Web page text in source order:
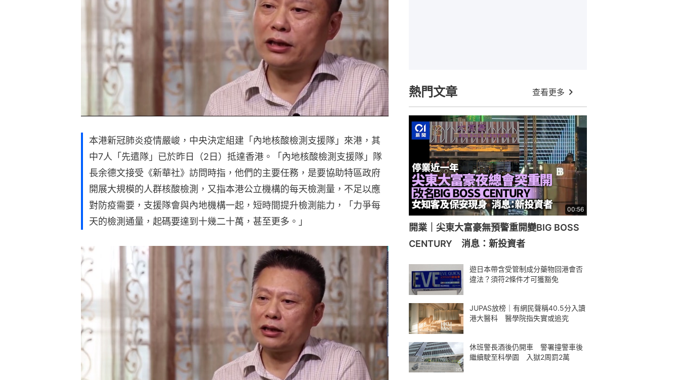
本港新冠肺炎疫情嚴峻，中央決定組建「內地核酸檢測支援隊」來港，其
中7人「先遣隊」已於昨日（2日）抵達香港。「內地核酸檢測支援隊」隊
長余德文接受《新華社》訪問時指，他們的主要任務，是要協助特區政府
開展大規模的人群核酸檢測，又指本港公立機構的每天檢測量，不足以應
對防疫需要，支援隊會與內地機構一起，短時間提升檢測能力，「力爭每
天的檢測通量，起碼要達到十幾二十萬，甚至更多。」
熱門文章 查看更多
00:56
開業｜尖東大富豪無預警重開變BIG BOSS
CENTURY 消息：新投資者
遊日本帶含受管制成分藥物回港會否
違法？須符2條件才可獲豁免
JUPAS放榜｜有網民聲稱40.5分入讀
港大醫科 醫學院指失實或追究
休班警長酒後仍開車 警署撞警車後
繼續駛至科學園 入獄2周罰2萬